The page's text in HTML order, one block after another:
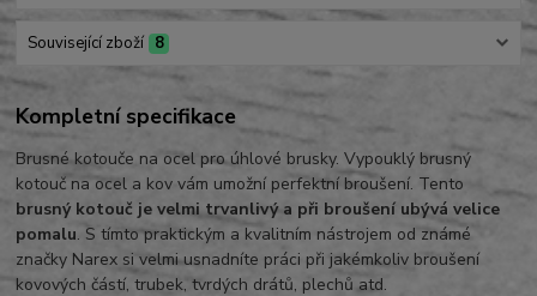
Související zboží 8
Kompletní specifikace
Brusné kotouče na ocel pro úhlové brusky. Vypouklý brusný
kotouč na ocel a kov vám umožní perfektní broušení. Tento
brusný kotouč je velmi trvanlivý a při broušení ubývá velice
pomalu. S tímto praktickým a kvalitním nástrojem od známé
značky Narex si velmi usnadníte práci při jakémkoliv broušení
kovových částí, trubek, tvrdých drátů, plechů atd.